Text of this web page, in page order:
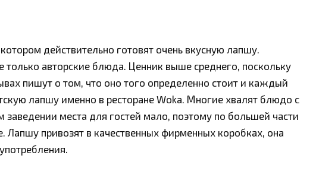
действительно готовят очень вкусную лапшу.
только авторские блюда. Ценник выше среднего, поскольку
пишут о том, что оно того определенно стоит и каждый
лапшу именно в ресторане Woka. Многие хвалят блюдо с
места для гостей мало, поэтому по большей части
Лапшу привозят в качественных фирменных коробках, она